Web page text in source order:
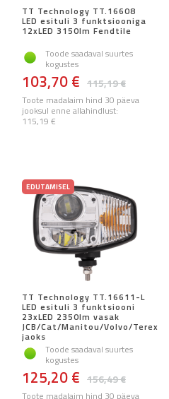
TT Technology TT.16608
LED esituli 3 funktsiooniga
12xLED 3150lm Fendtile
Toode saadaval suurtes
kogustes
115,19 €
103,70 €
Toote madalaim hind 30 päeva
jooksul enne allahindlust:
115,19 €
EDUTAMISEL
TT Technology TT.16611-L
LED esituli 3 funktsiooni
23xLED 2350lm vasak
JCB/Cat/Manitou/Volvo/Terex
jaoks
Toode saadaval suurtes
kogustes
156,49 €
125,20 €
Toote madalaim hind 30 päeva